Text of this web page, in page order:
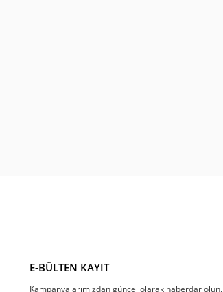
E-BÜLTEN KAYIT
Kampanyalarımızdan güncel olarak haberdar olun.